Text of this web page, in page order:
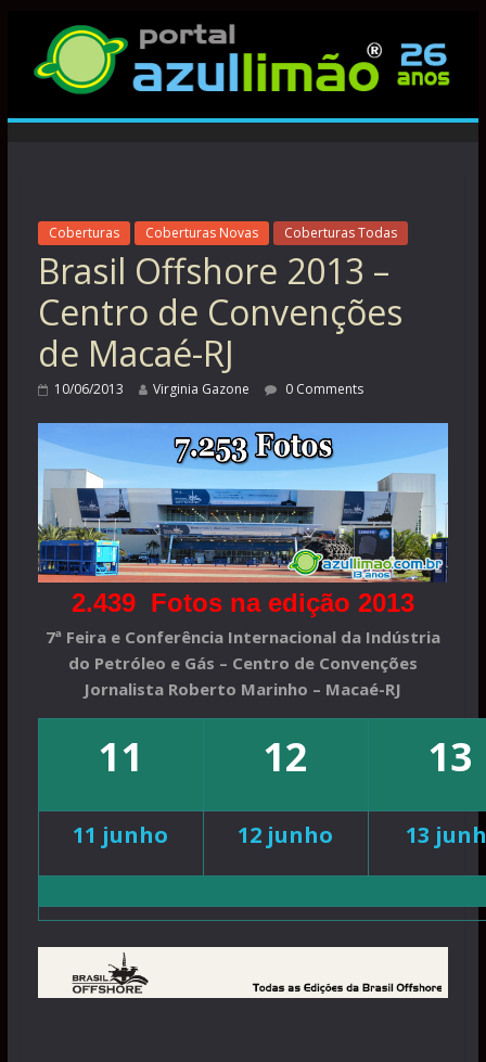
Coberturas Coberturas Novas Coberturas Todas
Brasil Offshore 2013 –
Centro de Convenções
de Macaé-RJ
10/06/2013 Virginia Gazone 0 Comments
2.439 Fotos na edição 2013
7ª Feira e Conferência Internacional da Indústria
do Petróleo e Gás – Centro de Convenções
Jornalista Roberto Marinho – Macaé-RJ
11 12 13
11 junho 12 junho 13